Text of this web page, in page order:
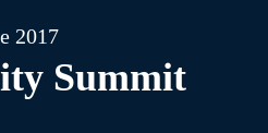
2017
Summit